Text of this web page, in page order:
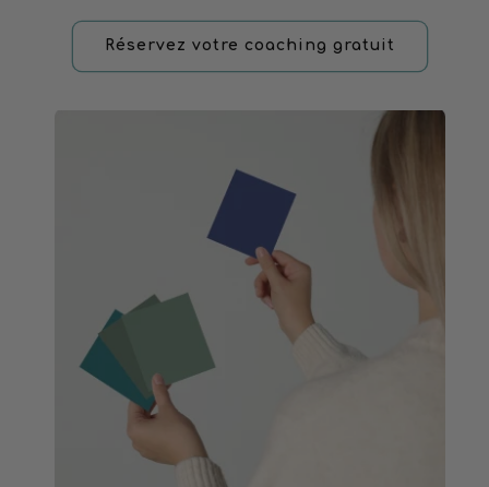
Réservez votre coaching gratuit